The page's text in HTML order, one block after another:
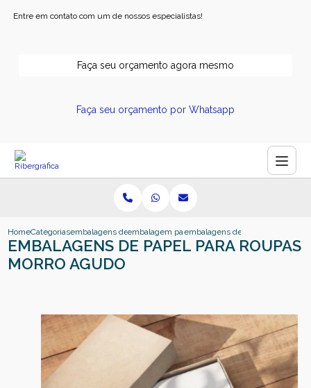
Entre em contato com um de nossos especialistas!
Faça seu orçamento agora mesmo
Faça seu orçamento por Whatsapp
HomeCategoriasembalagens de papelembalagem papel cartaoembalagens de papel para
EMBALAGENS DE PAPEL PARA ROUPAS
MORRO AGUDO